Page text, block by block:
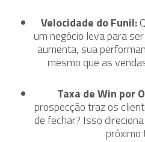
Velocidade do Funil:
um negócio leva para
aumenta, sua
mesmo que as
Taxa de Win por
prospecção traz os
de fechar? Isso
próximo